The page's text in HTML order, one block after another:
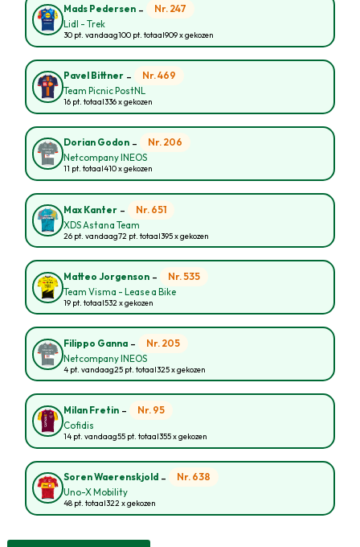
Mads Pedersen - Nr. 247
Lidl - Trek
30 pt. vandaag100 pt. totaal909 x gekozen
Pavel Bittner - Nr. 469
Team Picnic PostNL
16 pt. totaal336 x gekozen
Dorian Godon - Nr. 206
Netcompany INEOS
11 pt. totaal410 x gekozen
Max Kanter - Nr. 651
XDS Astana Team
26 pt. vandaag72 pt. totaal395 x gekozen
Matteo Jorgenson - Nr. 535
Team Visma - Lease a Bike
19 pt. totaal532 x gekozen
Filippo Ganna - Nr. 205
Netcompany INEOS
4 pt. vandaag25 pt. totaal325 x gekozen
Milan Fretin - Nr. 95
Cofidis
14 pt. vandaag55 pt. totaal355 x gekozen
Soren Waerenskjold - Nr. 638
Uno-X Mobility
48 pt. totaal322 x gekozen